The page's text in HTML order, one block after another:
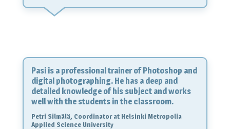
Pasi is a professional trainer of Photoshop and
digital photographing. He has a deep and
detailed knowledge of his subject and works
well with the students in the classroom.
Petri Silmälä, Coordinator at Helsinki Metropolia
Applied Science University